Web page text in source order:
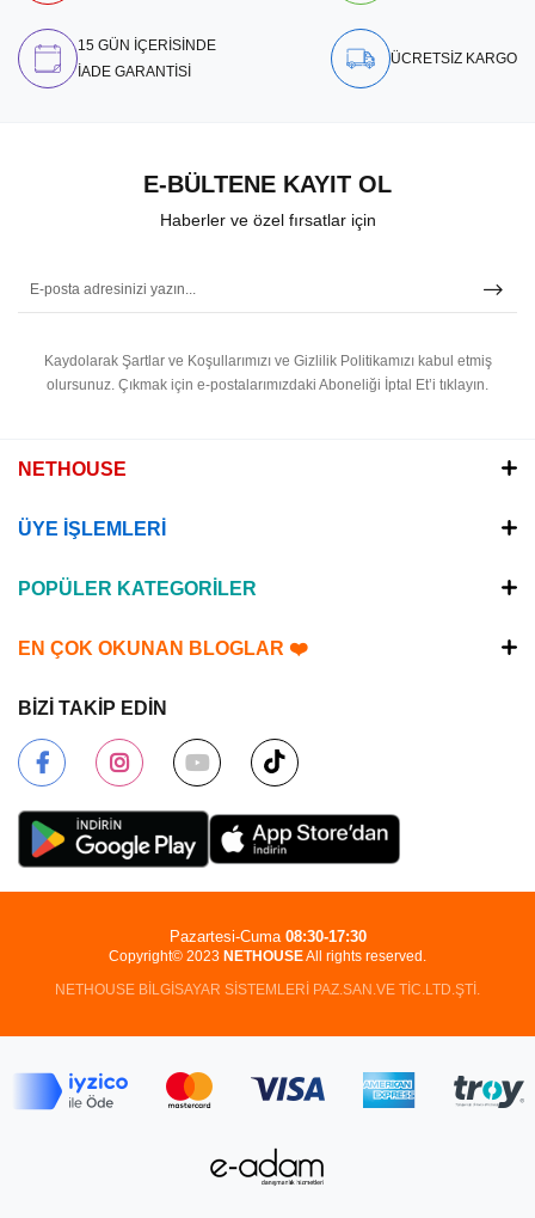
15 GÜN İÇERİSİNDE
İADE GARANTİSİ
ÜCRETSİZ KARGO
E-BÜLTENE KAYIT OL
Haberler ve özel fırsatlar için
Kaydolarak Şartlar ve Koşullarımızı ve Gizlilik Politikamızı kabul etmiş
olursunuz. Çıkmak için e-postalarımızdaki Aboneliği İptal Et’i tıklayın.
NETHOUSE
ÜYE İŞLEMLERİ
POPÜLER KATEGORİLER
EN ÇOK OKUNAN BLOGLAR ❤️
BİZİ TAKİP EDİN
Copyright© 2023 NETHOUSEAll rights reserved.
NETHOUSE BİLGİSAYAR SİSTEMLERİ PAZ.SAN.VE TİC.LTD.ŞTİ.
Pazartesi-Cuma 08:30-17:30